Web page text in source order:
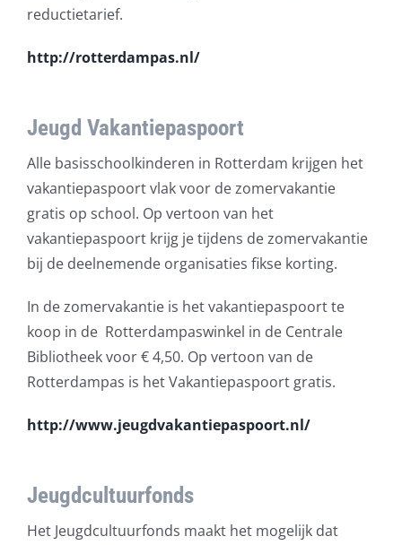
reductietarief.
http://rotterdampas.nl/
Jeugd Vakantiepaspoort
Alle basisschoolkinderen in Rotterdam krijgen het
vakantiepaspoort vlak voor de zomervakantie
gratis op school. Op vertoon van het
vakantiepaspoort krijg je tijdens de zomervakantie
bij de deelnemende organisaties fikse korting.
In de zomervakantie is het vakantiepaspoort te
koop in de Rotterdampaswinkel in de Centrale
Bibliotheek voor € 4,50. Op vertoon van de
Rotterdampas is het Vakantiepaspoort gratis.
http://www.jeugdvakantiepaspoort.nl/
Jeugdcultuurfonds
Het Jeugdcultuurfonds maakt het mogelijk dat